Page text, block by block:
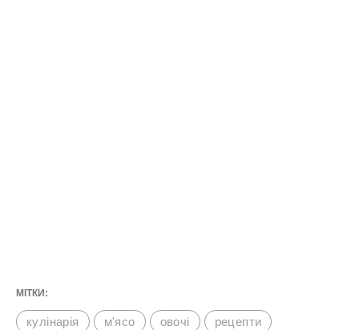
МІТКИ:
кулінарія м'ясо овочі рецепти